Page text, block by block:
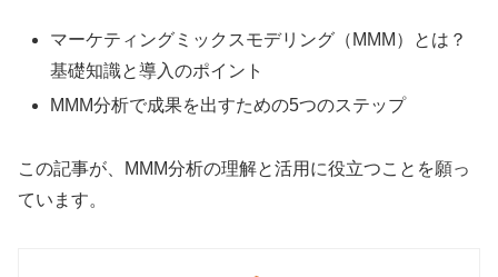
マーケティングミックスモデリング（MMM）とは？
基礎知識と導入のポイント
MMM分析で成果を出すための5つのステップ
この記事が、MMM分析の理解と活用に役立つことを願っ
ています。